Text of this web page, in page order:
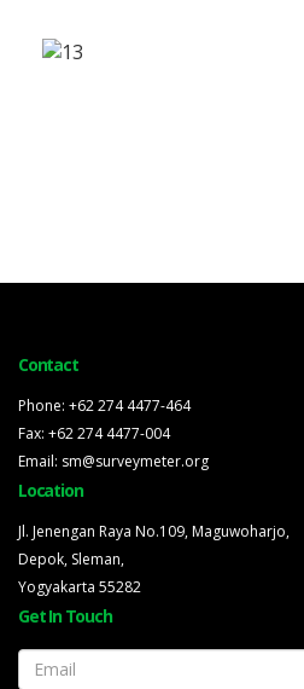
Contact
Phone: +62 274 4477-464
Fax: +62 274 4477-004
Email: sm@surveymeter.org
Location
Jl. Jenengan Raya No.109, Maguwoharjo,
Depok, Sleman,
Yogyakarta 55282
Get In Touch
Email